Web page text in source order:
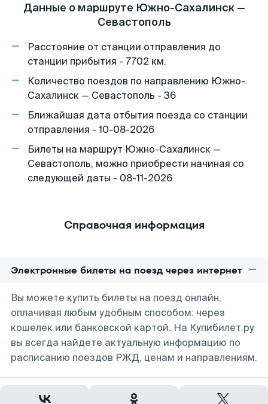
Данные о маршруте Южно-Сахалинск —
Севастополь
Расстояние от станции отправления до
станции прибытия - 7702 км.
Количество поездов по направлению Южно-
Сахалинск — Севастополь - 36
Ближайшая дата отбытия поезда со станции
отправления - 10-08-2026
Билеты на маршрут Южно-Сахалинск —
Севастополь, можно приобрести начиная со
следующей даты - 08-11-2026
Справочная информация
Электронные билеты на поезд через интернет
Вы можете купить билеты на поезд онлайн,
оплачивая любым удобным способом: через
кошелек или банковской картой. На Купибилет.ру
вы всегда найдете актуальную информацию по
расписанию поездов РЖД, ценам и направлениям.